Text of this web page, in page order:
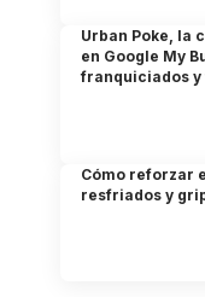
Urban Poke, la
en Google My
franquiciados y
Cómo reforzar
resfriados y